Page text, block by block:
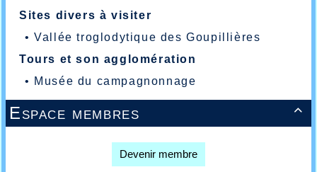
Sites divers à visiter
•Vallée troglodytique des Goupillières
Tours et son agglomération
• Musée du campagnonnage

Espace membres
Devenir membre